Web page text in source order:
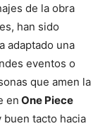
de la obra
han sido
adaptado una
eventos o
que amen la
en One Piece
buen tacto hacia